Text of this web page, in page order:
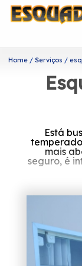
Home Serviços
Está
mais
seguro, é
Fundada
empresas